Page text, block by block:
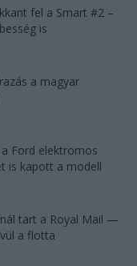
fel a Smart #2 –
is
a magyar
Ford elektromos
is kapott a modell
tart a Royal Mail —
a flotta